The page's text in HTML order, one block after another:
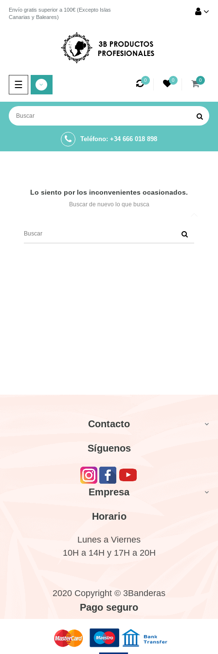
Envío gratis superior a 100€ (Excepto Islas
Canarias y Baleares)
Navegación
de
palanca
☰ 0 0 0
Teléfono: +34 666 018 898
Lo siento por los inconvenientes ocasionados.
Buscar de nuevo lo que busca
Contacto 
Síguenos
Empresa 
Horario
Lunes a Viernes
10H a 14H y 17H a 20H
2020 Copyright © 3Banderas
Pago seguro